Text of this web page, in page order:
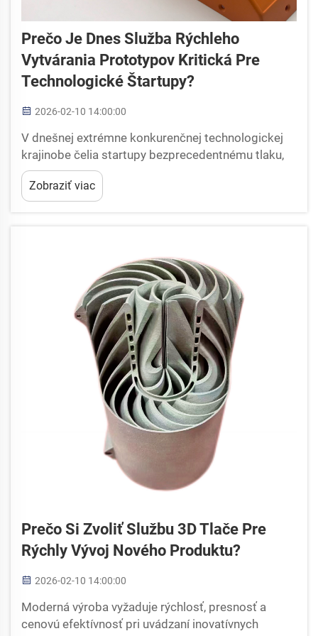
Prečo Je Dnes Služba Rýchleho
Vytvárania Prototypov Kritická Pre
Technologické Štartupy?
2026-02-10 14:00:00
V dnešnej extrémne konkurenčnej technologickej
krajinobe čelia startupy bezprecedentnému tlaku,
aby rýchlo inovovali a zároveň minimalizovali riziko
a maximalizovali efektívnosť využitia prostriedkov.
Schopnosť premieniť nápady na hmatateľné
Zobraziť viac
Prečo Si Zvoliť Službu 3D Tlače Pre
Rýchly Vývoj Nového Produktu?
2026-02-10 14:00:00
Moderná výroba vyžaduje rýchlosť, presnosť a
cenovú efektívnosť pri uvádzaní inovatívnych